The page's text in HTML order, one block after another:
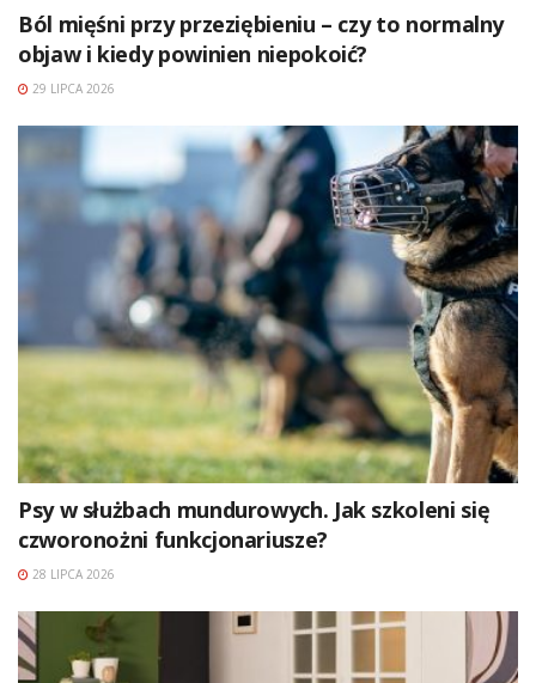
Ból mięśni przy przeziębieniu – czy to normalny
objaw i kiedy powinien niepokoić?
29 LIPCA 2026
Psy w służbach mundurowych. Jak szkoleni się
czworonożni funkcjonariusze?
28 LIPCA 2026